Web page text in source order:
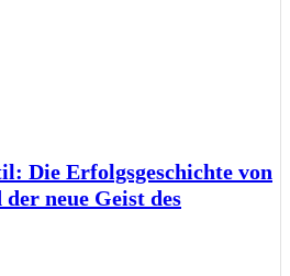
Die Erfolgsgeschichte von
neue Geist des